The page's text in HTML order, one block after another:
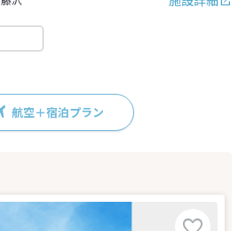
航空＋宿泊プラン